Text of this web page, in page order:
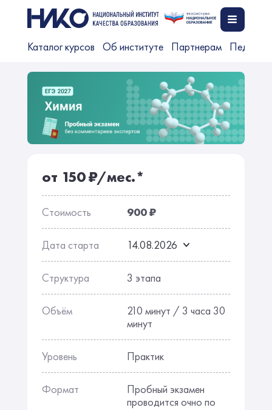
Каталог курсов Об институте Партнерам
от 150 ₽/мес.*
Стоимость 900 ₽
Дата старта 14.08.2026
Структура 3 этапа
Объём
210 минут / 3 часа 30
минут
Уровень Практик
Формат
Пробный экзамен
проводится очно по